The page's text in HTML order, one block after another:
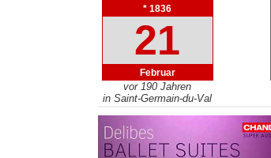
* 1836
21
Februar
vor 190 Jahren
in Saint-Germain-du-Val